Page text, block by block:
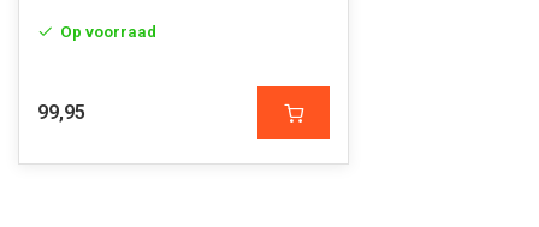
Op voorraad
99,95